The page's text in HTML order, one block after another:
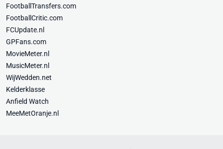
FootballTransfers.com
FootballCritic.com
FCUpdate.nl
GPFans.com
MovieMeter.nl
MusicMeter.nl
WijWedden.net
Kelderklasse
Anfield Watch
MeeMetOranje.nl